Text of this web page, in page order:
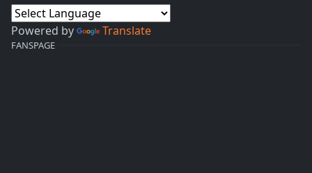
Powered by Translate
FANSPAGE